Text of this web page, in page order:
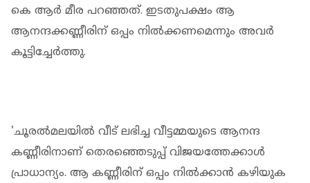
കെ ആർ മീര പറഞ്ഞത്. ഇടതുപക്ഷം ആ
ആനന്ദക്കണ്ണീരിന് ഒപ്പം നിൽക്കണമെന്നും അവർ
കൂട്ടിച്ചേർത്തു.
'ചൂരൽമലയിൽ വീട് ലഭിച്ച വീട്ടമ്മയുടെ ആനന്ദ
കണ്ണീരിനാണ് തെരഞ്ഞെടുപ്പ് വിജയത്തേക്കാൾ
പ്രാധാന്യം. ആ കണ്ണീരിന് ഒപ്പം നിൽക്കാൻ കഴിയുക